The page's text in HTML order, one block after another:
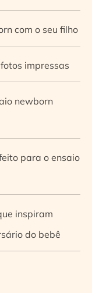
com o seu filho
impressas
newborn
para o ensaio
inspiram
do bebê